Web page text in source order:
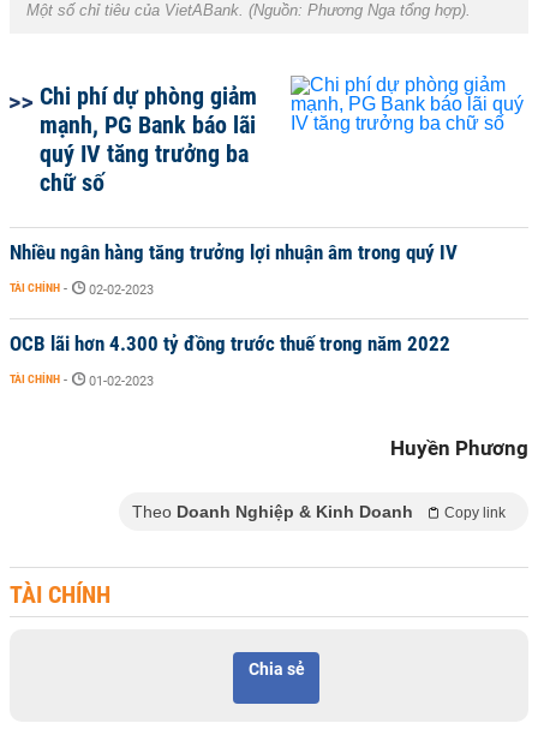
Một số chỉ tiêu của VietABank. (Nguồn: Phương Nga tổng hợp).
Chi phí dự phòng giảm
mạnh, PG Bank báo lãi
quý IV tăng trưởng ba
chữ số
Nhiều ngân hàng tăng trưởng lợi nhuận âm trong quý IV
TÀI CHÍNH - 02-02-2023
OCB lãi hơn 4.300 tỷ đồng trước thuế trong năm 2022
TÀI CHÍNH - 01-02-2023
Huyền Phương
Theo Doanh Nghiệp & Kinh Doanh Copy link
TÀI CHÍNH
Chia sẻ